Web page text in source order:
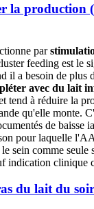
la production
par
feeding est le
il a besoin de
avec du lait
tend à réduire la
qu'elle monte.
de baisse
pour laquelle
sein comme seule
indication clinique
du lait du soir